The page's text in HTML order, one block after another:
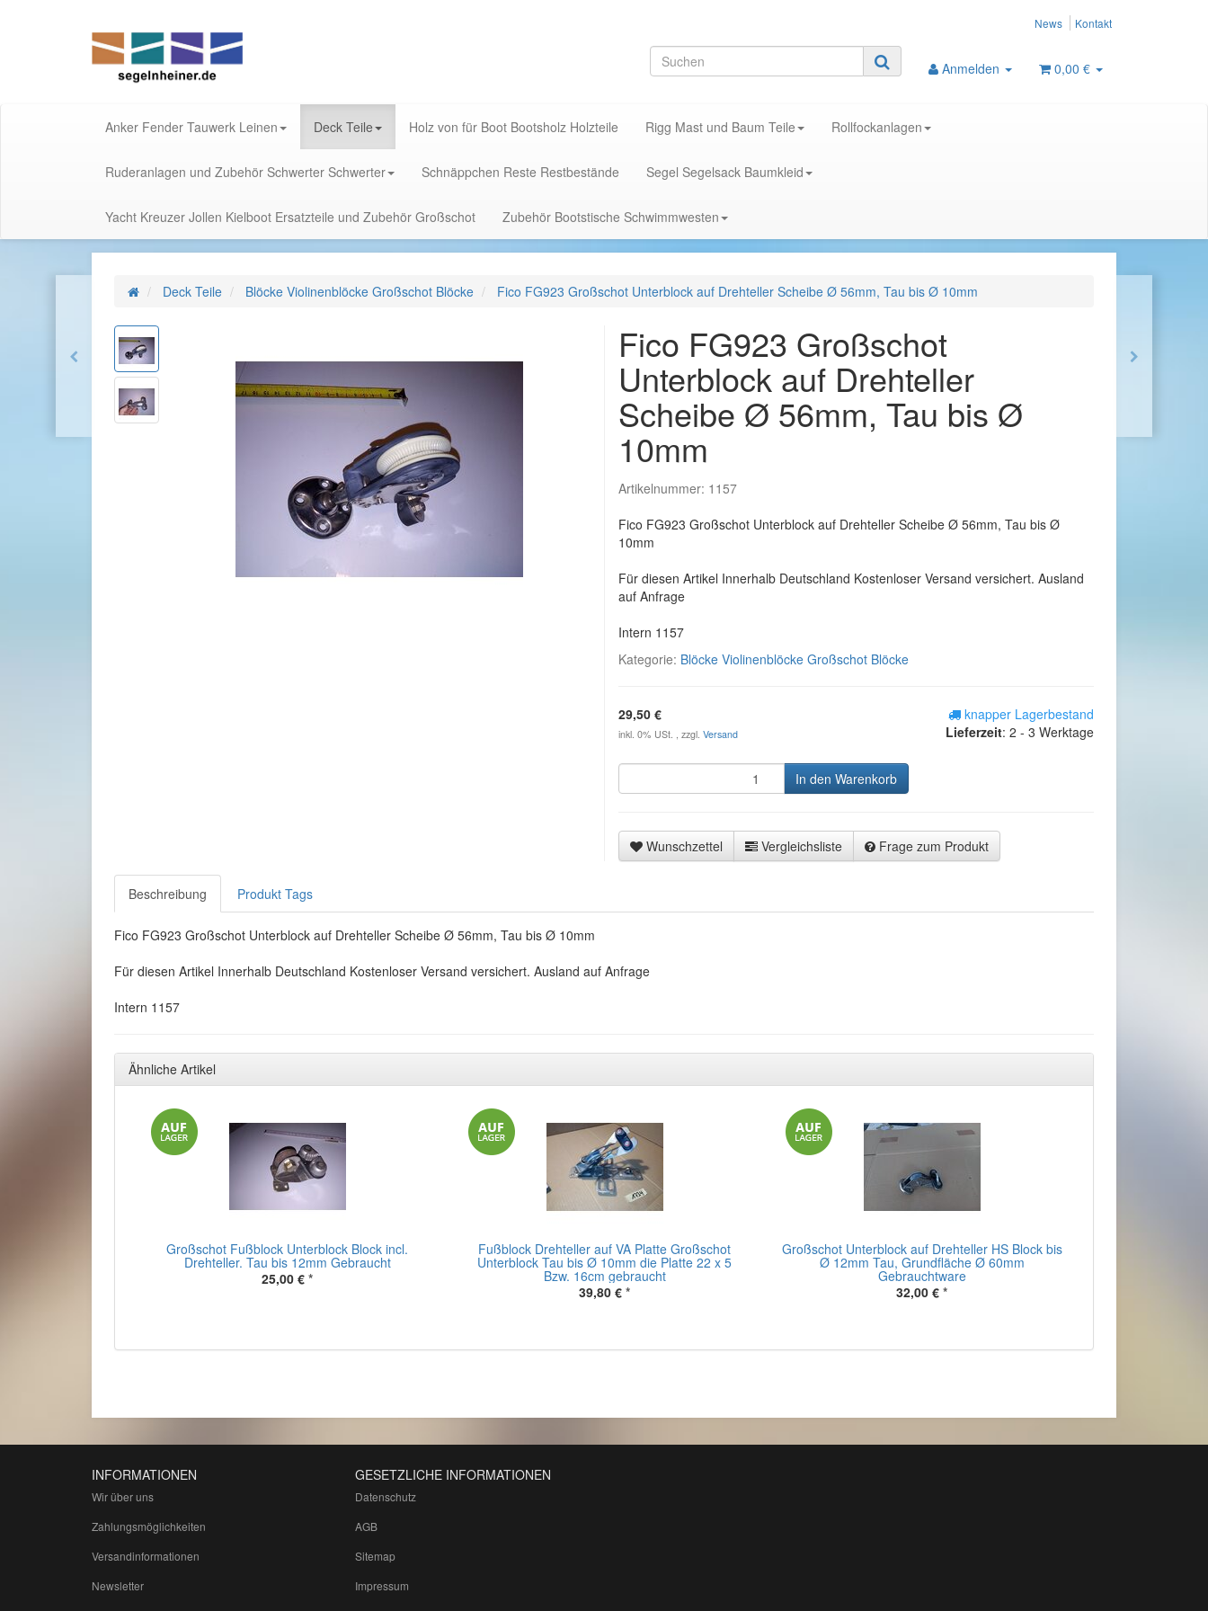
News Kontakt
Anmelden 0,00 €
Anker Fender Tauwerk Leinen Deck Teile Holz von für Boot Bootsholz Holzteile Rigg Mast und Baum Teile Rollfockanlagen
Ruderanlagen und Zubehör Schwerter Schwerter Schnäppchen Reste Restbestände Segel Segelsack Baumkleid
Yacht Kreuzer Jollen Kielboot Ersatzteile und Zubehör Großschot Zubehör Bootstische Schwimmwesten
Deck Teile Blöcke Violinenblöcke Großschot Blöcke Fico FG923 Großschot Unterblock auf Drehteller Scheibe Ø 56mm, Tau bis Ø 10mm
Fico FG923 Großschot
Unterblock auf Drehteller
Scheibe Ø 56mm, Tau bis Ø
10mm
Artikelnummer: 1157
Fico FG923 Großschot Unterblock auf Drehteller Scheibe Ø 56mm, Tau bis Ø
10mm
Für diesen Artikel Innerhalb Deutschland Kostenloser Versand versichert. Ausland
auf Anfrage
Intern 1157
Kategorie: Blöcke Violinenblöcke Großschot Blöcke
29,50 €
inkl. 0% USt. , zzgl. Versand
knapper Lagerbestand
Lieferzeit: 2 - 3 Werktage
In den Warenkorb
Wunschzettel Vergleichsliste Frage zum Produkt
Beschreibung Produkt Tags
Fico FG923 Großschot Unterblock auf Drehteller Scheibe Ø 56mm, Tau bis Ø 10mm
Für diesen Artikel Innerhalb Deutschland Kostenloser Versand versichert. Ausland auf Anfrage
Intern 1157
Ähnliche Artikel
Großschot Fußblock Unterblock Block incl.
Drehteller. Tau bis 12mm Gebraucht
25,00 € *
Fußblock Drehteller auf VA Platte Großschot
Unterblock Tau bis Ø 10mm die Platte 22 x 5
Bzw. 16cm gebraucht
39,80 € *
Großschot Unterblock auf Drehteller HS Block bis
Ø 12mm Tau, Grundfläche Ø 60mm
Gebrauchtware
32,00 € *
INFORMATIONEN
Wir über uns
Zahlungsmöglichkeiten
Versandinformationen
Newsletter
GESETZLICHE INFORMATIONEN
Datenschutz
AGB
Sitemap
Impressum